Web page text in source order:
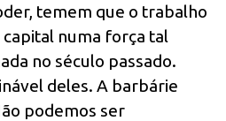
temem que o trabalho
numa força tal
no século passado.
deles. A barbárie
podemos ser